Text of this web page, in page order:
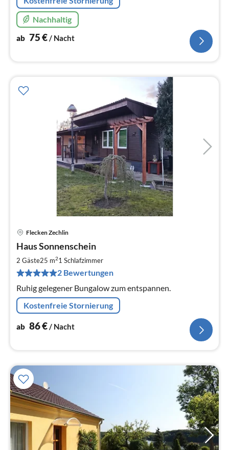
Nachhaltig
ab 75€/ Nacht
Flecken Zechlin
Haus Sonnenschein
2 Gäste25 m21 Schlafzimmer
2 Bewertungen
Ruhig gelegener Bungalow zum entspannen.
Kostenfreie Stornierung
ab 86€/ Nacht